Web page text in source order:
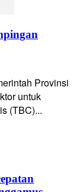
Provinsi
untuk
(TBC)...